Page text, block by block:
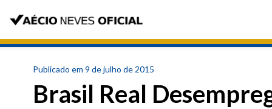
Publicado em 9 de julho de 2015
Brasil Real